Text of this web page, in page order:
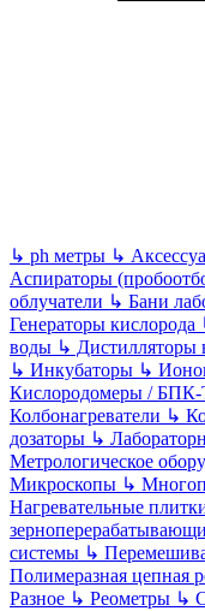
↳ ph метры ↳
Аспираторы
облучатели ↳ Бани
Генераторы кислорода
воды ↳ Дистилляторы
↳ Инкубаторы ↳
Кислородомеры / БПК-
Колбонагреватели ↳
дозаторы ↳
Метрологическое
Микроскопы ↳
Нагревательные
системы ↳
Полимеразная цепная
Разное ↳ Реометры ↳